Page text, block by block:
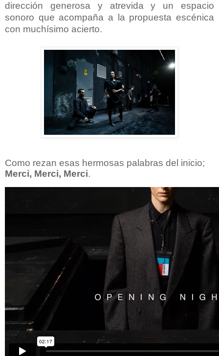
dirección generosa y atrevida y un espacio
sonoro que acompaña a la propuesta escénica
con muchísimo acierto.
Como rezan esas hermosas palabras del inicio;
Merci, Merci, Merci.